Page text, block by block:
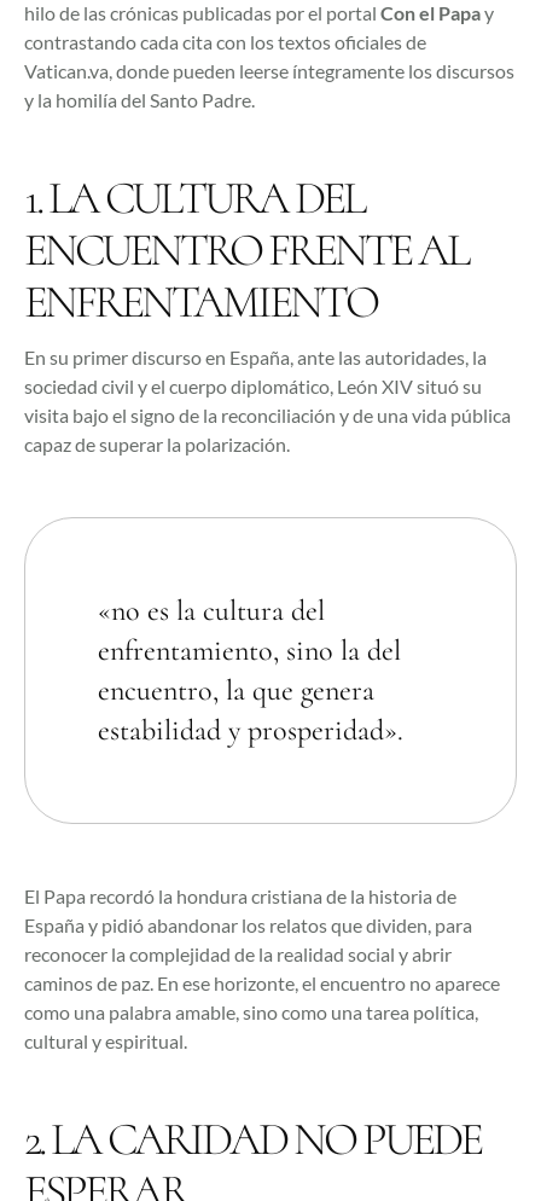
hilo de las crónicas publicadas por el portal Con el Papay
contrastando cada cita con los textos oficiales de
Vatican.va, donde pueden leerse íntegramente los discursos
y la homilía del Santo Padre.
1. LA CULTURA DEL
ENCUENTRO FRENTE AL
ENFRENTAMIENTO
En su primer discurso en España, ante las autoridades, la
sociedad civil y el cuerpo diplomático, León XIV situó su
visita bajo el signo de la reconciliación y de una vida pública
capaz de superar la polarización.
«no es la cultura del
enfrentamiento, sino la del
encuentro, la que genera
estabilidad y prosperidad».
El Papa recordó la hondura cristiana de la historia de
España y pidió abandonar los relatos que dividen, para
reconocer la complejidad de la realidad social y abrir
caminos de paz. En ese horizonte, el encuentro no aparece
como una palabra amable, sino como una tarea política,
cultural y espiritual.
2. LA CARIDAD NO PUEDE